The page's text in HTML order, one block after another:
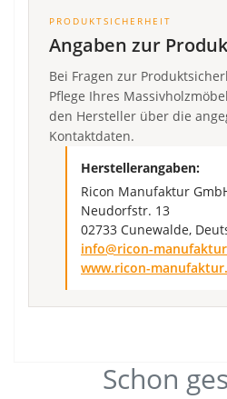
PRODUKTSICHERHEIT
Angaben zur
Bei Fragen zur
Pflege Ihres
den Hersteller über die
Kontaktdaten.
Herstellerangaben:
Ricon Manufaktur
Neudorfstr. 13
02733 Cunewalde,
info@ricon-
www.ricon-
Schon